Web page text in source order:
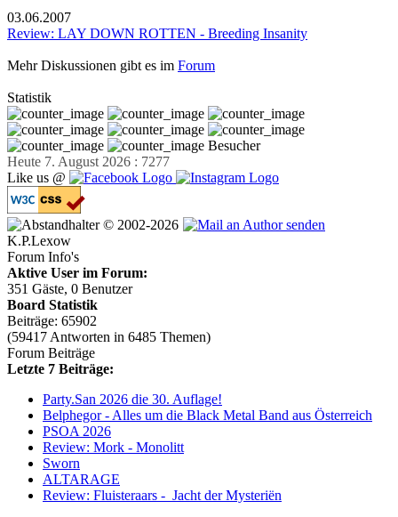
03.06.2007
Review: LAY DOWN ROTTEN - Breeding Insanity
Mehr Diskussionen gibt es im Forum
Statistik
Besucher
Heute 7. August 2026 : 7277
Like us @
© 2002-2026
K.P.Lexow
Forum Info's
Aktive User im Forum:
351 Gäste, 0 Benutzer
Board Statistik
Beiträge: 65902
(59417 Antworten in 6485 Themen)
Forum Beiträge
Letzte 7 Beiträge:
Party.San 2026 die 30. Auflage!
Belphegor - Alles um die Black Metal Band aus Österreich
PSOA 2026
Review: Mork - Monolitt
Sworn
ALTARAGE
Review: Fluisteraars - Jacht der Mysteriën